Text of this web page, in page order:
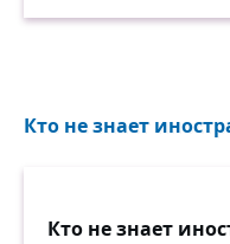
Кто не знает
Кто не знает